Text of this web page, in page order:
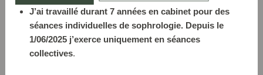
J’ai travaillé durant 7 années en cabinet pour des
séances individuelles de sophrologie. Depuis le
1/06/2025 j’exerce uniquement en séances
collectives.